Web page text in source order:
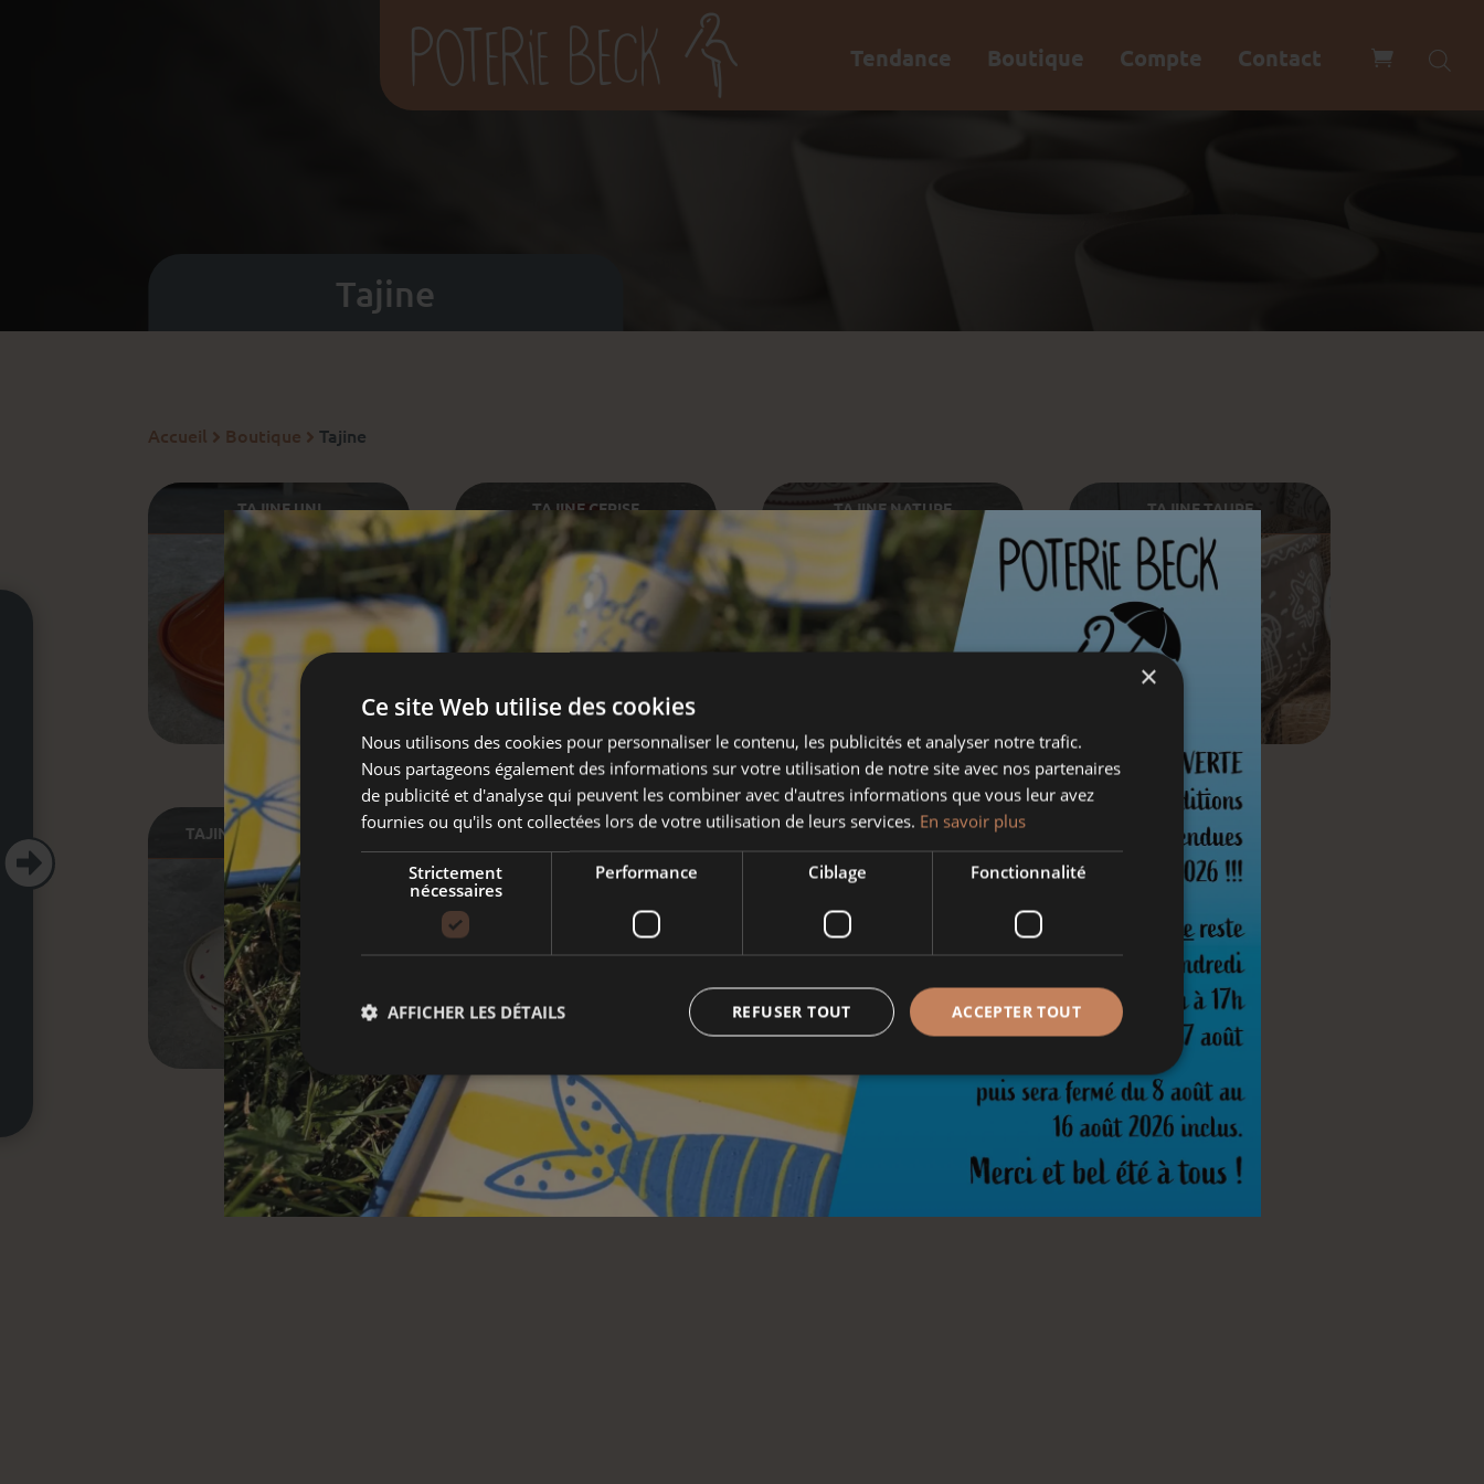

Tendance Boutique Compte Contact
Tajine
Accueil  Boutique  Tajine
TAJINE UNI TAJINE CERISE TAJINE NATURE TAJINE TAUPE
TAJINE BLANC HERTZELE TAJINE CERISE HERTZELE
×
Ce site Web utilise des cookies
Nous utilisons des cookies pour personnaliser le contenu, les publicités et analyser notre trafic.
Nous partageons également des informations sur votre utilisation de notre site avec nos partenaires
de publicité et d'analyse qui peuvent les combiner avec d'autres informations que vous leur avez
fournies ou qu'ils ont collectées lors de votre utilisation de leurs services. En savoir plus
Strictement
nécessaires
Performance Ciblage Fonctionnalité
ACCEPTER TOUT
REFUSER TOUT
AFFICHER LES DÉTAILS